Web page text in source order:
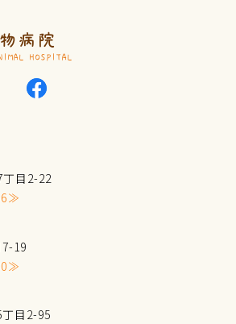
病院
HOSPITAL
目2-22
≫
19
≫
目2-95